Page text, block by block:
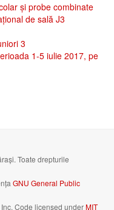
și probe combinate
de sală J3
3
1-5 iulie 2017, pe
Toate drepturile
GNU General Public
Code licensed underMIT